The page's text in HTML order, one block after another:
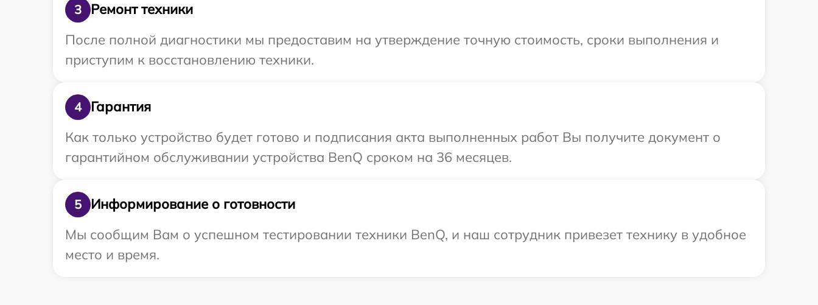
3
Ремонт техники
После полной диагностики мы предоставим на утверждение точную стоимость, сроки выполнения и
приступим к восстановлению техники.
4
Гарантия
Как только устройство будет готово и подписания акта выполненных работ Вы получите документ о
гарантийном обслуживании устройства BenQ сроком на 36 месяцев.
5
Информирование о готовности
Мы сообщим Вам о успешном тестировании техники BenQ, и наш сотрудник привезет технику в удобное
место и время.